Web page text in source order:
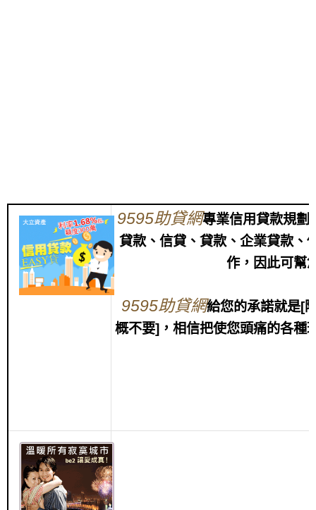
9595助貸網專業信用貸款規劃
貸款、信貸、貸款、企業貸款、
作，因此可幫
9595助貸網給您的承諾就是[
概不要]，相信把使您頭痛的各種